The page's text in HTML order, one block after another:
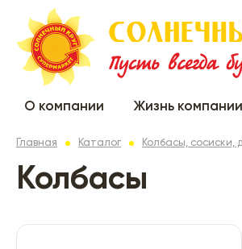
О компании Жизнь компании
Главная Каталог Колбасы, сосиски,
Колбасы